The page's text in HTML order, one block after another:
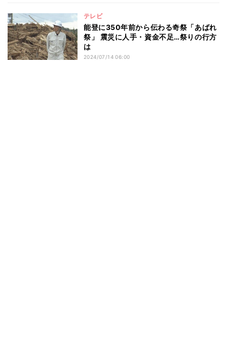
テレビ
能登に350年前から伝わる奇祭「あばれ
祭」 震災に人手・資金不足…祭りの行方
は
2024/07/14 06:00